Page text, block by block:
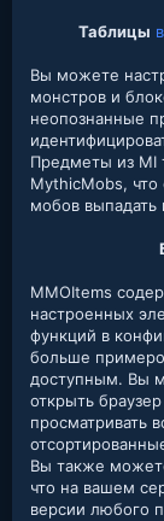
Таблицы
Вы можете
монстров и
неопознанные
Предметы из MI
MythicMobs, что
мобов выпадать
MMOItems
настроенных
функций в
больше
доступным. Вы
открыть
просматривать
Вы также
что на вашем
версии любого